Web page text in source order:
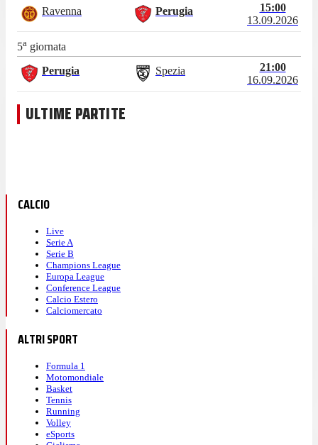
Ravenna Perugia
15:00
13.09.2026
5a giornata
Perugia Spezia
21:00
16.09.2026
ULTIME PARTITE
CALCIO
Live
Serie A
Serie B
Champions League
Europa League
Conference League
Calcio Estero
Calciomercato
ALTRI SPORT
Formula 1
Motomondiale
Basket
Tennis
Running
Volley
eSports